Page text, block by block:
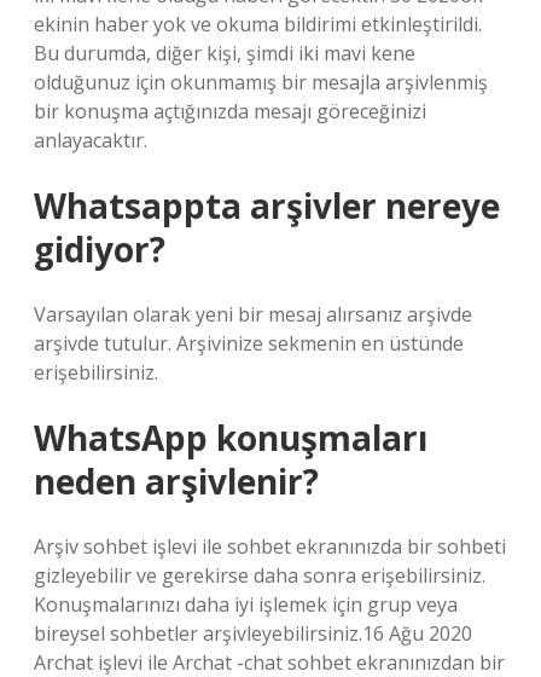
ekinin haber yok ve okuma bildirimi etkinleştirildi.
Bu durumda, diğer kişi, şimdi iki mavi kene
olduğunuz için okunmamış bir mesajla arşivlenmiş
bir konuşma açtığınızda mesajı göreceğinizi
anlayacaktır.
Whatsappta arşivler nereye
gidiyor?
Varsayılan olarak yeni bir mesaj alırsanız arşivde
arşivde tutulur. Arşivinize sekmenin en üstünde
erişebilirsiniz.
WhatsApp konuşmaları
neden arşivlenir?
Arşiv sohbet işlevi ile sohbet ekranınızda bir sohbeti
gizleyebilir ve gerekirse daha sonra erişebilirsiniz.
Konuşmalarınızı daha iyi işlemek için grup veya
bireysel sohbetler arşivleyebilirsiniz.16 Ağu 2020
Archat işlevi ile Archat -chat sohbet ekranınızdan bir